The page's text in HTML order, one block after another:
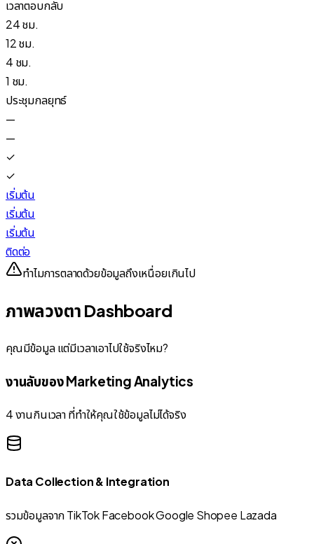
เวลาตอบกลับ
24 ชม.
12 ชม.
4 ชม.
1 ชม.
ประชุมกลยุทธ์
—
—
✓
✓
เริ่มต้น
เริ่มต้น
เริ่มต้น
ติดต่อ
ทำไมการตลาดด้วยข้อมูลถึงเหนื่อยเกินไป
ภาพลวงตา Dashboard
คุณมีข้อมูล แต่มีเวลาเอาไปใช้จริงไหม?
งานลับของ Marketing Analytics
4 งานกินเวลา ที่ทำให้คุณใช้ข้อมูลไม่ได้จริง
Data Collection & Integration
รวมข้อมูลจาก TikTok Facebook Google Shopee Lazada